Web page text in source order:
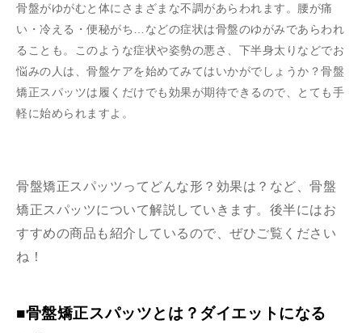
骨盤がゆがむと体にさまざまな不調があらわれます。腰が痛
い・冷える・便秘がち…などの症状は骨盤のゆがみであらわれ
ることも。このような症状や姿勢の悪さ、下半身太りなどでお
悩みの人は、骨盤ケアを始めてみてはいかがでしょうか？骨盤
矯正スパッツは履くだけでも効果が期待できるので、とても手
軽に始められますよ。
骨盤矯正スパッツってどんな形？効果は？など、骨盤
矯正スパッツについて解説していきます。後半にはお
すすめの商品も紹介しているので、ぜひご覧ください
ね！
■骨盤矯正スパッツとは？ダイエットになる